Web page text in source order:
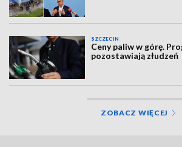
SZCZECIN
Ceny paliw w górę.
pozostawiają złudzeń
ZOBACZ WIĘCEJ